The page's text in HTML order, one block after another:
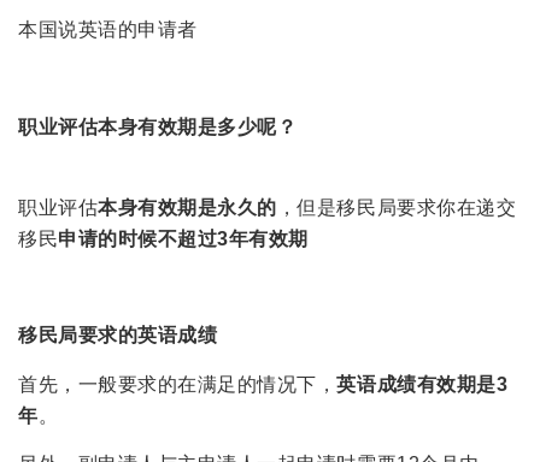
本国说英语的申请者
职业评估本身有效期是多少呢？
职业评估本身有效期是永久的 ，但是移民局要求你在递交
移民申请的时候不超过3年有效期
移民局要求的英语成绩
首先，一般要求的在满足的情况下，英语成绩有效期是3
年。